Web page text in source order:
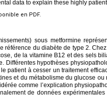
data to explain these highly
en PDF.
sous metformine
référence du diabète de type 2.
de la vitamine B12 et des sels
Différentes hypothèses
patient à cesser un traitement
et du métabolisme du glucose
comme l’explication
de données